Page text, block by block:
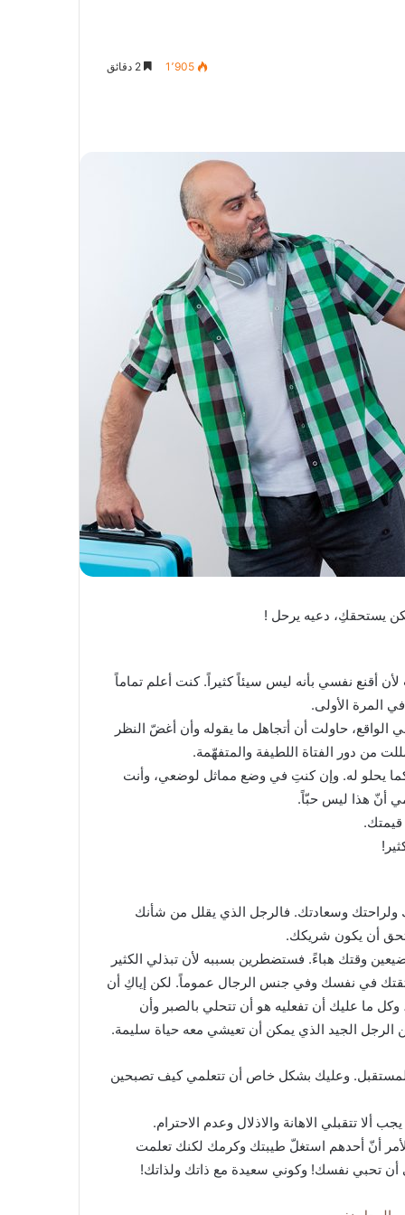
1٬905
يستحقكِ، دعيه يرحل !
أقنع نفسي بأنه ليس سيئاً كثيراً. كنت أعلم تماماً
المرة الأولى.
حاولت أن أتجاهل ما يقوله وأن أغضّ النظر
من دور الفتاة اللطيفة والمتفهّمة.
يحلو له. وإن كنتِ في وضع مماثل لوضعي، وأنت
أنّ هذا ليس حبّاً.
قيمتك.
وسعادتك. فالرجل الذي يقلل من شأنك
أن يكون شريكك.
وقتك هباءً. فستضطرين بسببه لأن تبذلي الكثير
في نفسك وفي جنس الرجال عموماً. لكن إياكِ أن
ما عليك أن تفعليه هو أن تتحلي بالصبر وأن
الجيد الذي يمكن أن تعيشي معه حياة سليمة.
المستقبل. وعليك بشكل خاص أن تتعلمي كيف تصبحين
تتقبلي الاهانة والاذلال وعدم الاحترام.
أنّ أحدهم استغلّ طيبتك وكرمك لكنك تعلمت
أن تحبي نفسك! وكوني سعيدة مع ذاتك ولذاتك!